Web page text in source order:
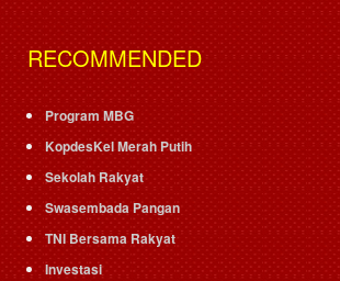
RECOMMENDED
Program MBG
KopdesKel Merah Putih
Sekolah Rakyat
Swasembada Pangan
TNI Bersama Rakyat
Investasi